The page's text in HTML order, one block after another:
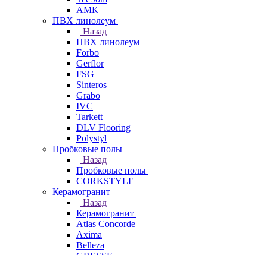
АМК
ПВХ линолеум
Назад
ПВХ линолеум
Forbo
Gerflor
FSG
Sinteros
Grabo
IVC
Tarkett
DLV Flooring
Polystyl
Пробковые полы
Назад
Пробковые полы
CORKSTYLE
Керамогранит
Назад
Керамогранит
Atlas Concorde
Axima
Belleza